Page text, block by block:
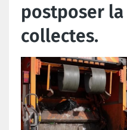
postposer
collectes.